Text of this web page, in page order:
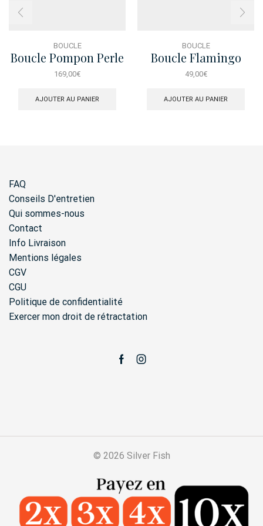
BOUCLE
Boucle Pompon Perle
Cercle
169,00€
AJOUTER AU PANIER
BOUCLE
Boucle Flamingo
49,00€
AJOUTER AU PANIER
FAQ
Conseils D'entretien
Qui sommes-nous
Contact
Info Livraison
Mentions légales
CGV
CGU
Politique de confidentialité
Exercer mon droit de rétractation
FacebookInstagram
© 2026 Silver Fish